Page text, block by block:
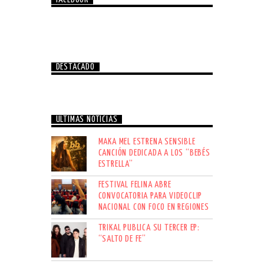
DESTACADO
ÚLTIMAS NOTICIAS
MAKA MEL ESTRENA SENSIBLE
CANCIÓN DEDICADA A LOS “BEBÉS
ESTRELLA”
FESTIVAL FELINA ABRE
CONVOCATORIA PARA VIDEOCLIP
NACIONAL CON FOCO EN REGIONES
TRIKAL PUBLICA SU TERCER EP:
“SALTO DE FE”